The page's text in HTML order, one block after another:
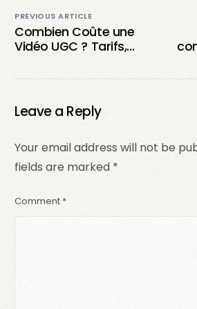
PREVIOUS ARTICLE
Combien Coûte une
Vidéo UGC ? Tarifs,
Rémunération des
Leave a Reply
Your email address will not be
fields are marked *
Comment *